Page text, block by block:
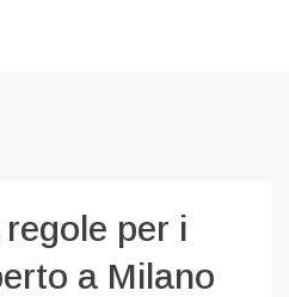
per i
a Milano